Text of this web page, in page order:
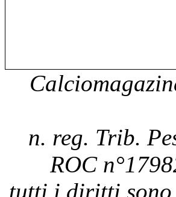
n. reg. Trib.
ROC
tutti i diritti sono